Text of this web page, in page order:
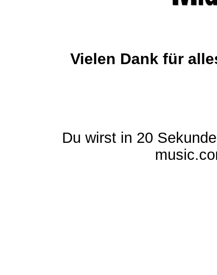
Vielen Dank für
Du wirst in 20